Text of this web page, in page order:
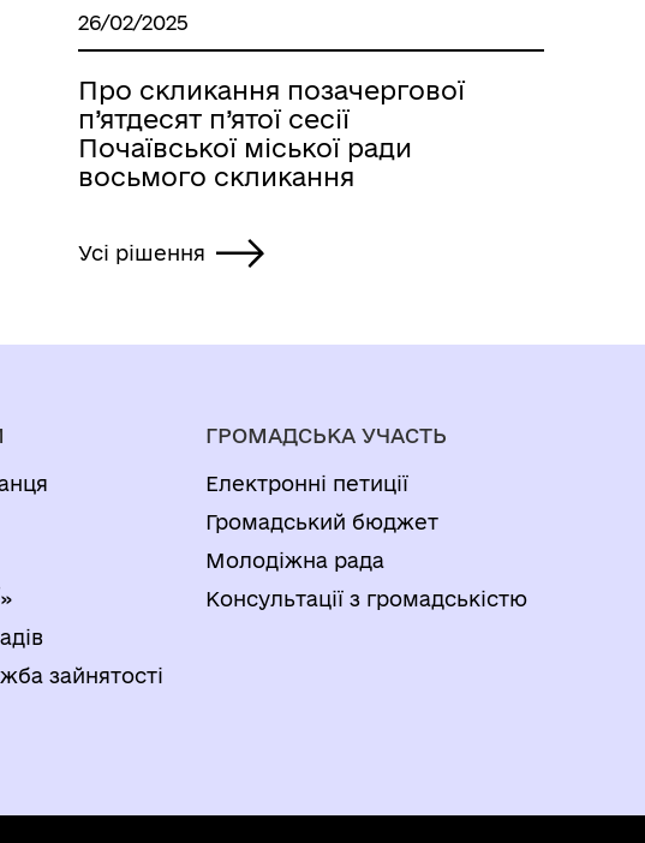
26/02/2025
Про скликання позачергової
п’ятдесят п’ятої сесії
Почаївської міської ради
восьмого скликання
Усі рішення
зайнятості
ГРОМАДСЬКА УЧАСТЬ
Електронні петиції
Громадський бюджет
Молодіжна рада
Консультації з громадськістю